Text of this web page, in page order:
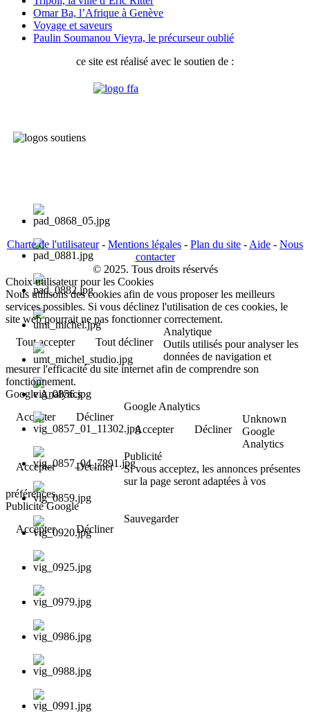
Omar Ba, l’Afrique à Genève
Voyage et saveurs
Paulin Soumanou Vieyra, le précurseur oublié
ce site est réalisé avec le soutien de :
Charte de l'utilisateur- Mentions légales - Plan du site - Aide - Nous
contacter
© 2025. Tous droits réservés
Choix utilisateur pour les Cookies
Nous utilisons des cookies afin de vous proposer les meilleurs
services possibles. Si vous déclinez l'utilisation de ces cookies, le
site web pourrait ne pas fonctionner correctement.
Tout accepter
Tout décliner
Analytique
Outils utilisés pour analyser les
données de navigation et
mesurer l'efficacité du site internet afin de comprendre son
fonctionnement.
Google Analytics
Accepter
Décliner
Google Analytics
Accepter
Décliner
Unknown
Google
Analytics
Accepter
Décliner
Publicité
Si vous acceptez, les annonces présentes
sur la page seront adaptées à vos
préférences.
Publicité Google
Accepter
Décliner
Sauvegarder